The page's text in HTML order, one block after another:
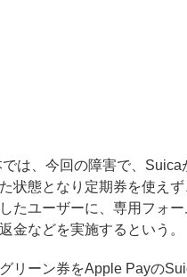
は、今回の障害で、Suica
状態となり定期券を使え
たユーザーに、専用フォ
金などを実施するという。
リーン券をApple Payの